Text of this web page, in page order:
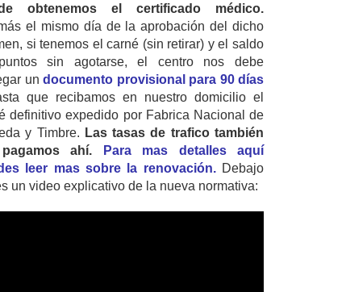
obtenemos el certificado médico.
el mismo día de la aprobación del dicho
si tenemos el carné (sin retirar) y el saldo
sin agotarse, el centro nos debe
un documento provisional para 90 días
que recibamos en nuestro domicilio el
definitivo expedido por Fabrica Nacional de
y Timbre. Las tasas de trafico también
ahí.
Para mas detalles aquí
leer mas sobre la renovación.Debajo
un video explicativo de la nueva normativa: